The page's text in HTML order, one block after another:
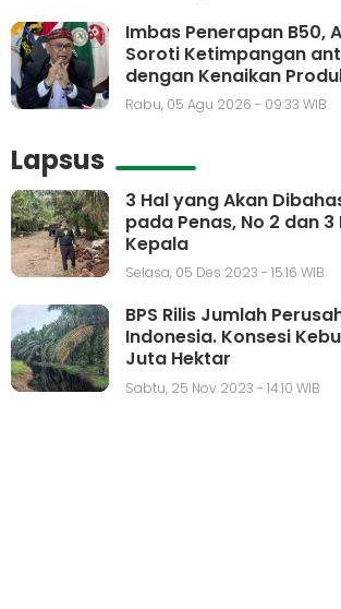
Imbas Penerapan B50,
Soroti Ketimpangan
dengan Kenaikan
Rabu, 05 Agu 2026 - 09:33 WIB
Lapsus
3 Hal yang Akan
pada Penas, No 2 dan 3
Kepala
Selasa, 05 Des 2023 - 15:16 WIB
BPS Rilis Jumlah
Indonesia. Konsesi
Juta Hektar
Sabtu, 25 Nov 2023 - 14:10 WIB